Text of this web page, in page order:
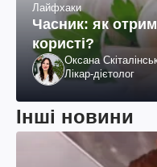
Лайфхаки
Часник: як
користі?
Оксана
Лікар-дієтолог
Інші новини